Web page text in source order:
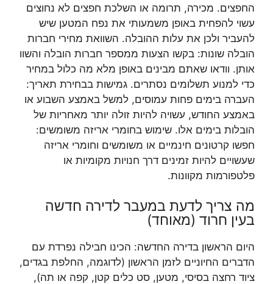
החפצים. מכירה, תרומה או השלכת חפצים לא נחוצים
עשוי להפחית באופן משמעותי את נפח המטען שיש
להעביר ולכן את עלות ההובלה. השוואת מחירי חברות
הובלה שונות: בקשו הצעות ממספר חברות הובלה והשוו
אותן. וודאו שאתם מבינים באופן מלא מה כלול במחיר
כדי למנוע תשלומים נסתרים. גמישות בבחירת תאריך:
העברה בימים פחות עמוסים, למשל באמצע השבוע או
באמצע החודש, עשויה להיות זולה יותר מאחריות של
הובלות בימים אלו. שימוש בחומרי אריזה משומשים:
חפשו קרטונים חינמיים או משומשים וחומרי אריזה
שעשויים להיות זמינים דרך חנויות מקומיות או
פלטפורמות מקוונות.
מה צריך לדעת במעבר לדירה חדשה
בעין חרוד (מאוחד)
היום הראשון בדירה החדשה: הכינו חבילה נפרדת עם
הדברים החיוניים לזמן הראשון (לדוגמה, החלפת בגדים,
ציוד רחצה בסיסי, מטען, סט כלים קטן, קפה או תה),